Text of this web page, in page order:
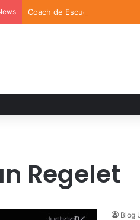
Coach de Escuelas Aztecas
Regelet
Blog